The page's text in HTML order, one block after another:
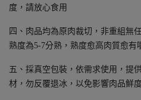
度，請放心食用
四、肉品均為原肉裁切，非重組無
熟度為5-7分熟，熟度愈高肉質愈有
五、採真空包裝，依需求使用，提
材，勿反覆退冰，以免影響肉品鮮